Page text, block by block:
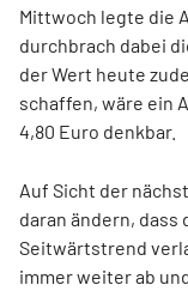
Mittwoch legte die
durchbrach dabei
der Wert heute
schaffen, wäre ein
4,80 Euro denkbar.
Auf Sicht der
daran ändern,
Seitwärtstrend
immer weiter ab